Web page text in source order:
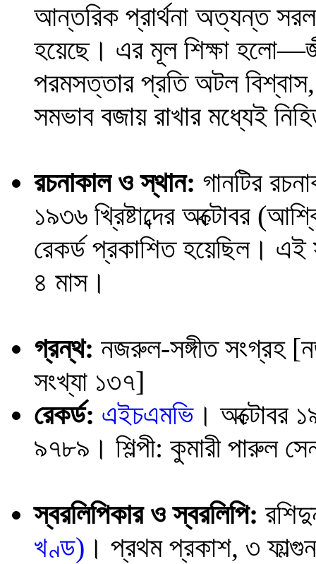
আন্তরিক প্রার্থনা অত্যন্ত
হয়েছে। এর মূল শিক্ষা
পরমসত্তার প্রতি অটল
সমভাব বজায় রাখার মধ্যেই
রচনাকাল ও স্থান: গানটির
১৯৩৬ খ্রিষ্টাব্দের অক্টোবর
রেকর্ড প্রকাশিত হয়েছিল।
৪ মাস।
গ্রন্থ: নজরুল-সঙ্গীত সংগ্রহ
সংখ্যা ১৩৭]
রেকর্ড: এইচএমভি । অক্টোবর
৯৭৮৯। শিল্পী: কুমারী পারুল
স্বরলিপিকার ও স্বরলিপি:
খণ্ড) । প্রথম প্রকাশ, ৩